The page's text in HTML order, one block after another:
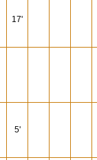
17'
5'